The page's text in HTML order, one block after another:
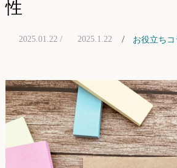
性
2025.01.22 / 2025.1.22 お役立ちコ